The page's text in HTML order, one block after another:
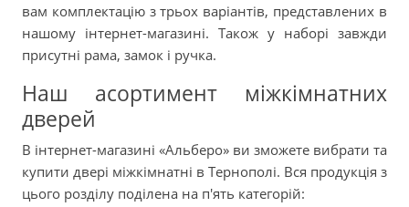
вам комплектацію з трьох варіантів, представлених в
нашому інтернет-магазині. Також у наборі завжди
присутні рама, замок і ручка.
Наш асортимент міжкімнатних
дверей
В інтернет-магазині «Альберо» ви зможете вибрати та
купити двері міжкімнатні в Тернополі. Вся продукція з
цього розділу поділена на п'ять категорій: